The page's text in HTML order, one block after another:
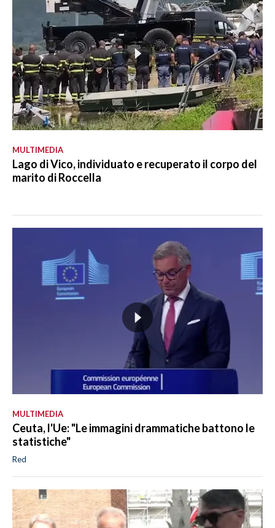
MULTIMEDIA
Lago di Vico, individuato e recuperato il corpo del
marito di Roccella
MULTIMEDIA
Ceuta, l'Ue: "Le immagini drammatiche battono le
statistiche"
Red